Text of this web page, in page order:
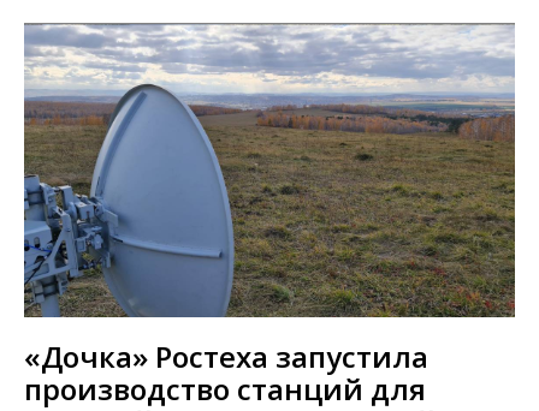
«Дочка» Ростеха запустила
производство станций для